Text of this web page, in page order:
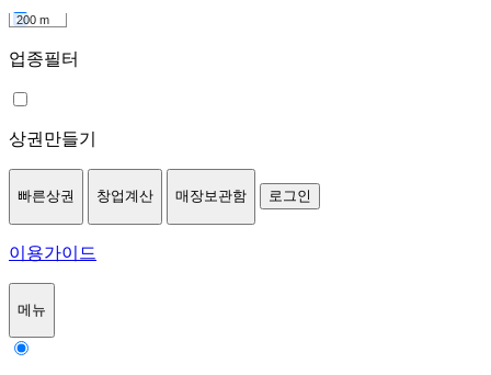
200 m
업종필터
상권만들기
빠른상권 창업계산 매장보관함 로그인
이용가이드
메뉴